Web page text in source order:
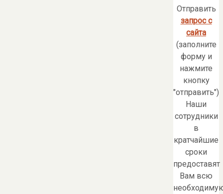
Отправить
запрос с
сайта
(заполните
форму и
нажмите
кнопку
"отправить")
Наши
сотрудники
в
кратчайшие
сроки
предоставят
Вам всю